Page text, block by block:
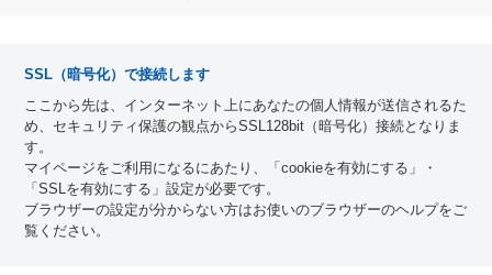
SSL（暗号化）で接続します
ここから先は、インターネット上にあなたの個人情報が送信されるた
め、セキュリティ保護の観点からSSL128bit（暗号化）接続となりま
す。
マイページをご利用になるにあたり、「cookieを有効にする」・
「SSLを有効にする」設定が必要です。
ブラウザーの設定が分からない方はお使いのブラウザーのヘルプをご
覧ください。